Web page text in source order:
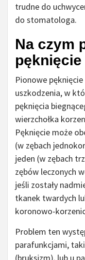
trudne do
do stomatologa.
Na czym
Pionowe
uszkodzenia, w
pęknięcia
wierzchołka
Pęknięcie może
(w zębach
jeden (w zębach
zębów leczonych
jeśli zostały
tkanek twardych
koronowo-
Problem ten
parafunkcjami,